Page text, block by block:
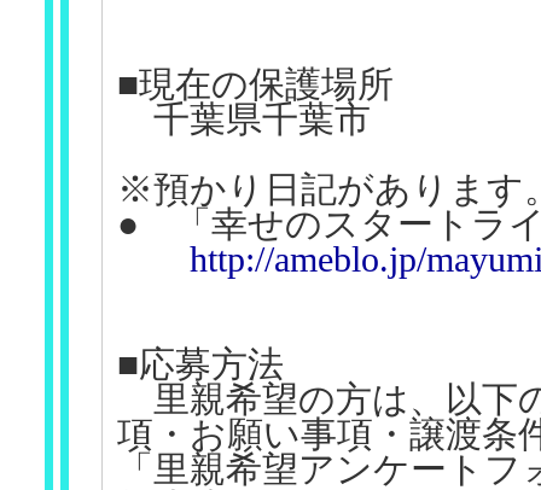
■現在の保護場所
千葉県千葉市
※預かり日記があります
● 「幸せのスタートラ
http://ameblo.jp/
■応募方法
里親希望の方は、以下
項・お願い事項・譲渡条
「里親希望アンケート